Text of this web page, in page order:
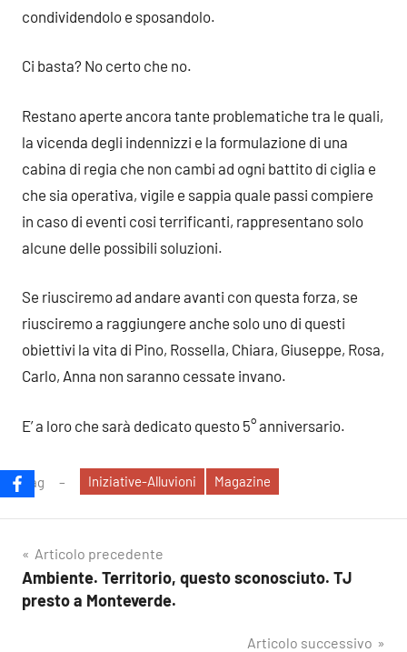
condividendolo e sposandolo.
Ci basta? No certo che no.
Restano aperte ancora tante problematiche tra le quali,
la vicenda degli indennizzi e la formulazione di una
cabina di regia che non cambi ad ogni battito di ciglia e
che sia operativa, vigile e sappia quale passi compiere
in caso di eventi cosi terrificanti, rappresentano solo
alcune delle possibili soluzioni.
Se riusciremo ad andare avanti con questa forza, se
riusciremo a raggiungere anche solo uno di questi
obiettivi la vita di Pino, Rossella, Chiara, Giuseppe, Rosa,
Carlo, Anna non saranno cessate invano.
E’ a loro che sarà dedicato questo 5° anniversario.
Tag Iniziative-Alluvioni Magazine
Navigazione
articoli
Articolo precedente
Ambiente. Territorio, questo sconosciuto. TJ
presto a Monteverde.
Articolo successivo